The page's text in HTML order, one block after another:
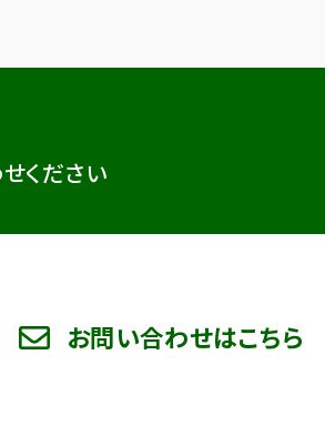
ください
お問い合わせはこちら